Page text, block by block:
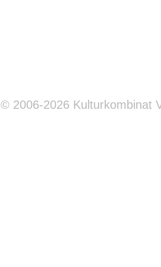
© 2006-2026